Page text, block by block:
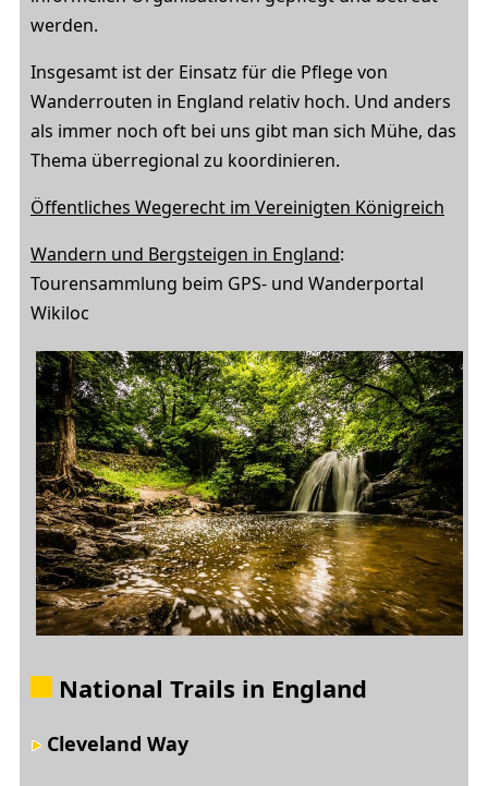
werden.
Insgesamt ist der Einsatz für die Pflege von
Wanderrouten in England relativ hoch. Und anders
als immer noch oft bei uns gibt man sich Mühe, das
Thema überregional zu koordinieren.
Öffentliches Wegerecht im Vereinigten Königreich
Wandern und Bergsteigen in England:
Tourensammlung beim GPS- und Wanderportal
Wikiloc
National Trails in England
Cleveland Way